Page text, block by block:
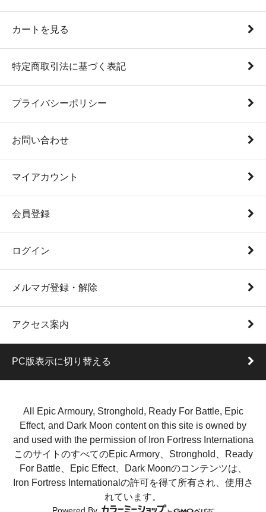
カートを見る
特定商取引法に基づく表記
プライバシーポリシー
お問い合わせ
マイアカウント
会員登録
ログイン
メルマガ登録・解除
アクセス案内
PC版表示に切り替える
All Epic Armoury, Stronghold, Ready For Battle, Epic
Effect, and Dark Moon content on this site is owned by
and used with the permission of Iron Fortress Internationa
このサイトのすべてのEpic Armory、Stronghold、Ready
For Battle、Epic Effect、Dark Moonのコンテンツは、
Iron Fortress Internationalの許可を得て所有され、使用さ
れています。